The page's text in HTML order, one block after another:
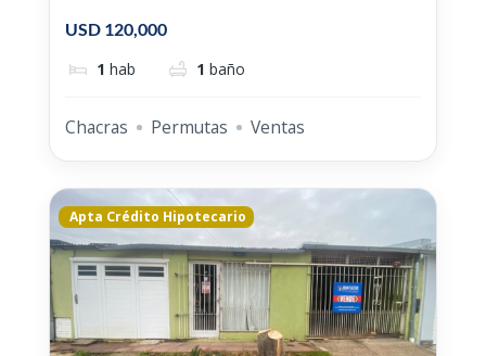
USD 120,000
1 hab 1 baño
Chacras Permutas Ventas
Apta Crédito Hipotecario